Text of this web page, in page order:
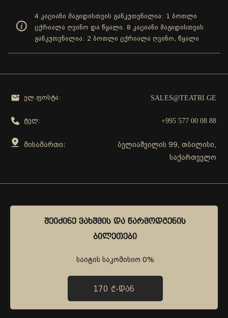
ᲨᲔᲘᲫᲘᲜᲔ ᲕᲐᲮᲨᲛᲘᲡ ᲓᲐ ᲬᲐᲠᲛᲝᲓᲒᲔᲜᲘᲡ
ᲑᲘᲚᲔᲗᲔᲑᲘ
საიტის საკომისიო 0%
170 ₾-ᲓᲐᲜ
4 კაციანი მაგიდისთვის განკუთვნილია: 1 ბოთლი
ცქრიალა ღვინო და წყალი. 8 კაციანი მაგიდისთვის
განკუთვნილია: 2 ბოთლი ცქრიალა ღვინო, წყალი
ᲨᲔᲘᲫᲘᲜᲔ ᲕᲐᲮᲨᲛᲘᲡ ᲓᲐ ᲬᲐᲠᲛᲝᲓᲒᲔᲜᲘᲡ
ᲑᲘᲚᲔᲗᲔᲑᲘ
საიტის საკომისიო 0%
170 ₾-ᲓᲐᲜ
ელ.ფოსტა: SALES@TEATRI.GE
ტელ: +995 577 00 08 88
მისამართი:
ბელიაშვილის 99, თბილისი,
საქართველო